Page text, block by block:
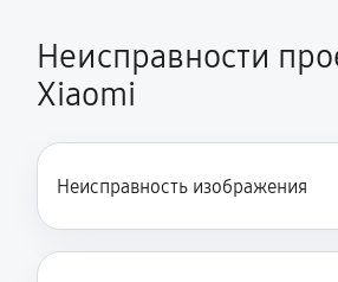
Замена лампы на
Неисправности
Xiaomi
Неисправность изображения